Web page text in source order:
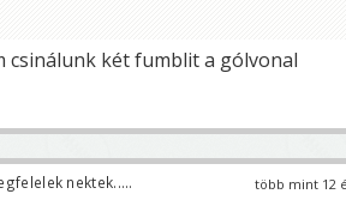
csinálunk két fumblit a gólvonal
több mint 12
nektek.....